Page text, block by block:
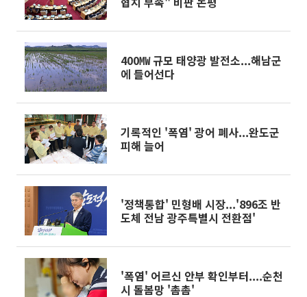
400㎿ 규모 태양광 발전소...해남군
에 들어선다
기록적인 '폭염' 광어 폐사...완도군
피해 늘어
'정책통합' 민형배 시장...'896조 반
도체 전남 광주특별시 전환점'
'폭염' 어르신 안부 확인부터....순천
시 돌봄망 '촘촘'